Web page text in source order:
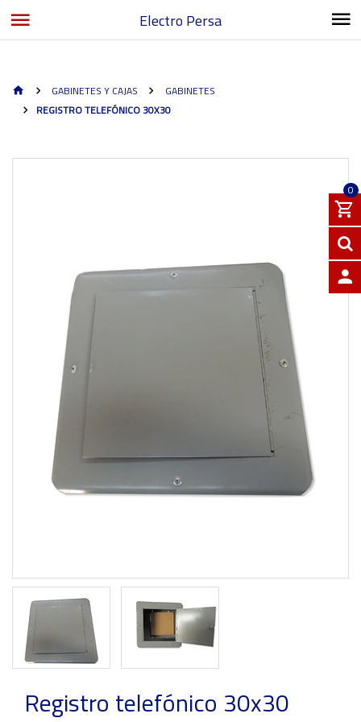
Electro Persa
0
GABINETES Y CAJAS
GABINETES
REGISTRO TELEFÓNICO 30X30
Previous
Registro telefónico 30x30